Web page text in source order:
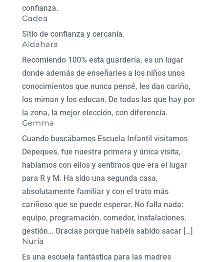
confianza.
Gadea
Sitio de confianza y cercanía.
Aldahara
Recomiendo 100% esta guardería, es un lugar
donde además de enseñarles a los niños unos
conocimientos que nunca pensé, les dan cariño,
los miman y los educan. De todas las que hay por
la zona, la mejor elección, con diferencia.
Gemma
Cuando buscábamos Escuela Infantil visitamos
Depeques, fue nuestra primera y única visita,
hablamos con ellos y sentimos que era el lugar
para R y M. Ha sido una segunda casa,
absolutamente familiar y con el trato más
cariñoso que se puede esperar. No falla nada:
equipo, programación, comedor, instalaciones,
gestión… Gracias porque habéis sabido sacar […]
Nuria
Es una escuela fantástica para las madres